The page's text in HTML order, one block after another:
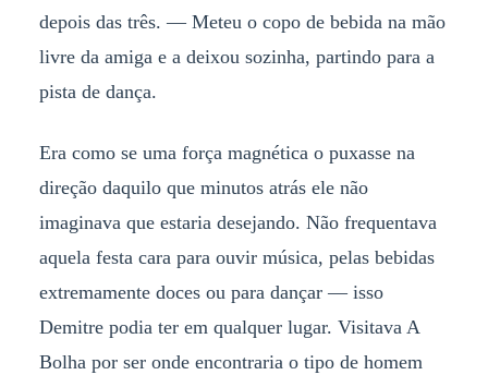
depois das três. — Meteu o copo de bebida na mão
livre da amiga e a deixou sozinha, partindo para a
pista de dança.
Era como se uma força magnética o puxasse na
direção daquilo que minutos atrás ele não
imaginava que estaria desejando. Não frequentava
aquela festa cara para ouvir música, pelas bebidas
extremamente doces ou para dançar — isso
Demitre podia ter em qualquer lugar. Visitava A
Bolha por ser onde encontraria o tipo de homem